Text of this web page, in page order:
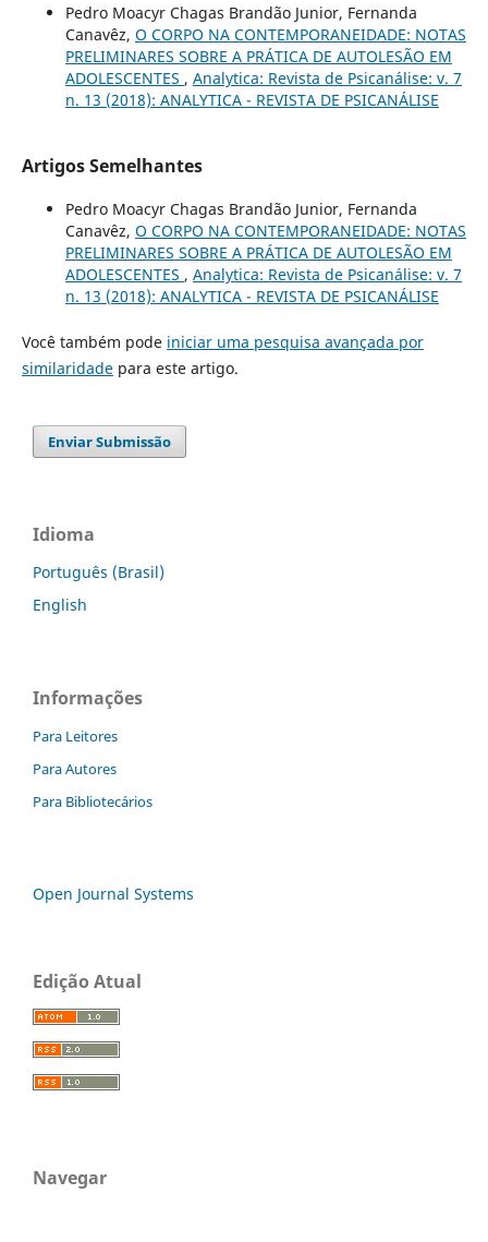
Pedro Moacyr Chagas Brandão Junior, Fernanda
Canavêz, O CORPO NA CONTEMPORANEIDADE: NOTAS
PRELIMINARES SOBRE A PRÁTICA DE AUTOLESÃO EM
ADOLESCENTES , Analytica: Revista de Psicanálise: v. 7
n. 13 (2018): ANALYTICA - REVISTA DE PSICANÁLISE
Artigos Semelhantes
Pedro Moacyr Chagas Brandão Junior, Fernanda
Canavêz, O CORPO NA CONTEMPORANEIDADE: NOTAS
PRELIMINARES SOBRE A PRÁTICA DE AUTOLESÃO EM
ADOLESCENTES , Analytica: Revista de Psicanálise: v. 7
n. 13 (2018): ANALYTICA - REVISTA DE PSICANÁLISE
Você também pode iniciar uma pesquisa avançada por
similaridadepara este artigo.
Enviar Submissão
Idioma
Português (Brasil)
English
Informações
Para Leitores
Para Autores
Para Bibliotecários
Open Journal Systems
Edição Atual
Navegar